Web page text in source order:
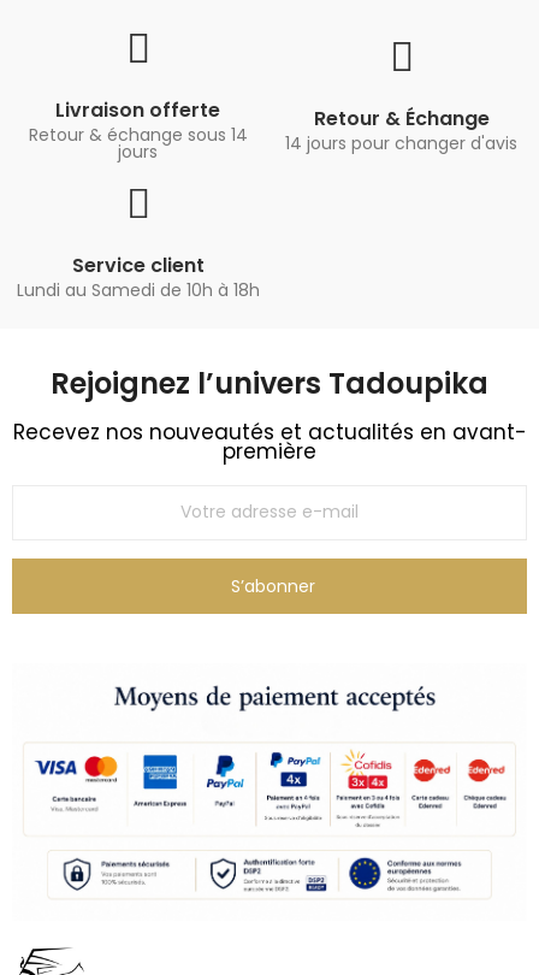
Livraison offerte
Retour & échange sous 14
jours
Retour & Échange
14 jours pour changer d'avis
Service client
Lundi au Samedi de 10h à 18h
Rejoignez l’univers Tadoupika​
Recevez nos nouveautés et actualités en avant-
première
S’abonner